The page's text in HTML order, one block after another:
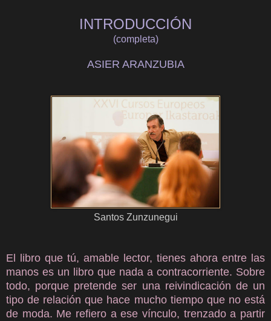
INTRODUCCIÓN
(completa)
ASIER ARANZUBIA
Santos Zunzunegui
El libro que tú, amable lector, tienes ahora entre las
manos es un libro que nada a contracorriente. Sobre
todo, porque pretende ser una reivindicación de un
tipo de relación que hace mucho tiempo que no está
de moda. Me refiero a ese vínculo, trenzado a partir